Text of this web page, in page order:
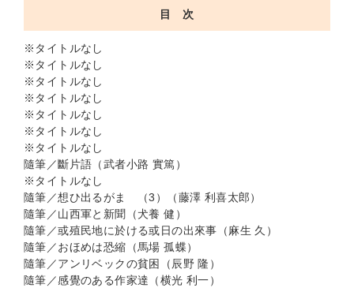
目 次
※タイトルなし
※タイトルなし
※タイトルなし
※タイトルなし
※タイトルなし
※タイトルなし
※タイトルなし
隨筆／斷片語（武者小路 實篤）
※タイトルなし
隨筆／想ひ出るがまゝ（3）（藤澤 利喜太郎）
隨筆／山西軍と新聞（犬養 健）
隨筆／或殖民地に於ける或日の出來事（麻生 久）
隨筆／おほめは恐縮（馬場 孤蝶）
隨筆／アンリベックの貧困（辰野 隆）
隨筆／感覺のある作家達（横光 利一）